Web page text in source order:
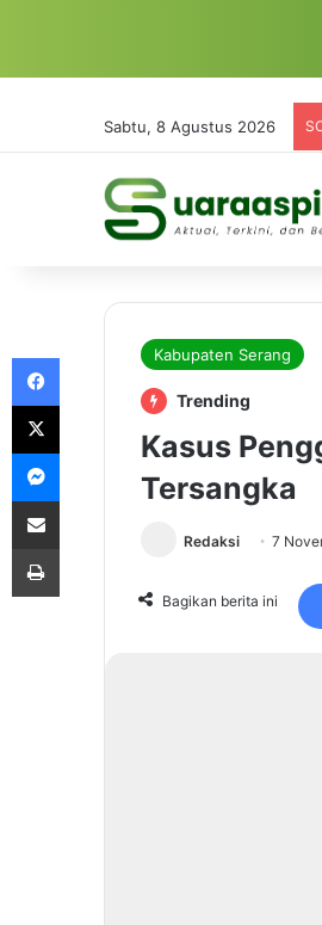
Sabtu, 8 Agustus 2026
Kabupaten Serang
Trending
Kasus
Tersangka
Redaksi 7
Bagikan berita ini
Messenger